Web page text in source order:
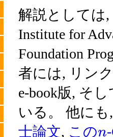
解説としては,
Institute for
Foundation
者には, リン
e-book版, そ
いる。 他にも
士論文, このn